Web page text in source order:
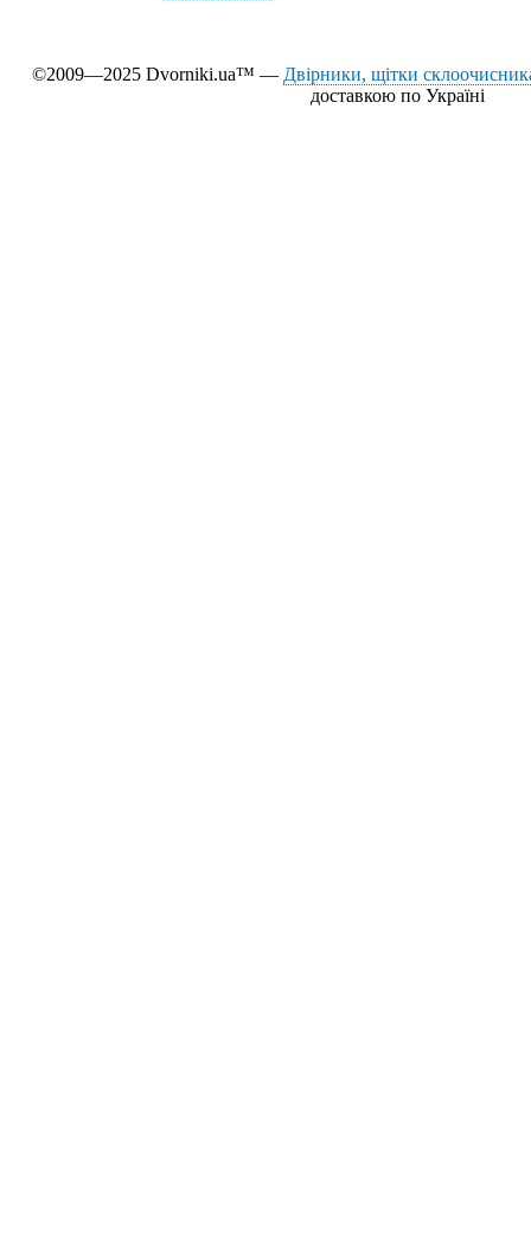
©2009—2025 Dvorniki.ua™ — Двірники, щітки
доставкою по Україні